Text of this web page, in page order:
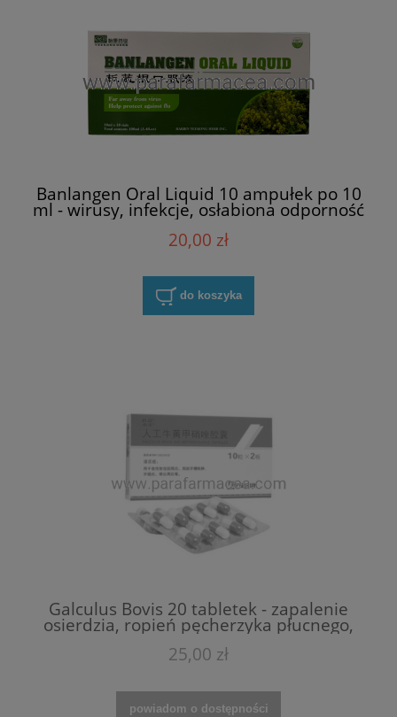
Banlangen Oral Liquid 10 ampułek po 10
ml - wirusy, infekcje, osłabiona odporność
20,00 zł
do koszyka
Galculus Bovis 20 tabletek - zapalenie
osierdzia, ropień pęcherzyka płucnego,
zapalenie ozębnej, przyzębia, jamy ustnej
25,00 zł
powiadom o dostępności